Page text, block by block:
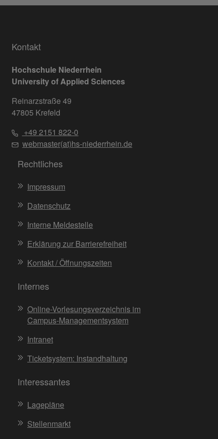
Kontakt
Hochschule Niederrhein
University of Applied Sciences
Reinarzstraße 49
47805 Krefeld
+49 2151 822-0
webmaster(at)hs-niederrhein.de
Rechtliches
Impressum
Datenschutz
Interne Meldestelle
Erklärung zur Barrierefreiheit
Kontakt / Öffnungszeiten
Internes
Online-Vorlesungsverzeichnis im
Campus-Managementsystem
Intranet
Ticketsystem: Instandhaltung
Interessantes
Lagepläne
Stellenmarkt